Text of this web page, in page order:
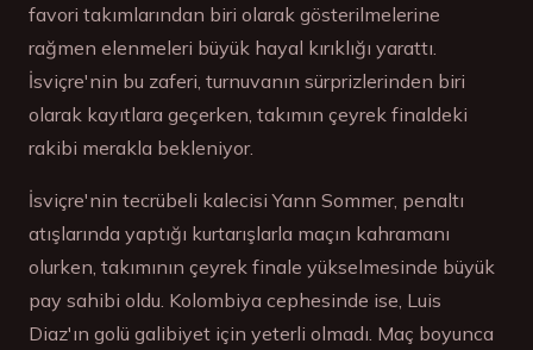
favori takımlarından biri olarak gösterilmelerine
rağmen elenmeleri büyük hayal kırıklığı yarattı.
İsviçre'nin bu zaferi, turnuvanın sürprizlerinden biri
olarak kayıtlara geçerken, takımın çeyrek finaldeki
rakibi merakla bekleniyor.
İsviçre'nin tecrübeli kalecisi Yann Sommer, penaltı
atışlarında yaptığı kurtarışlarla maçın kahramanı
olurken, takımının çeyrek finale yükselmesinde büyük
pay sahibi oldu. Kolombiya cephesinde ise, Luis
Diaz'ın golü galibiyet için yeterli olmadı. Maç boyunca